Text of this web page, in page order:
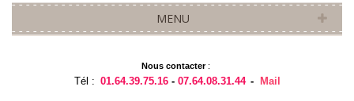
MENU
Nous contacter:
Tél : 01.64.39.75.16 -07.64.08.31.44 - Mail